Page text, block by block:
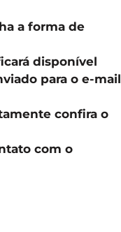
a forma de
disponível
para o e-mail
confira o
com o